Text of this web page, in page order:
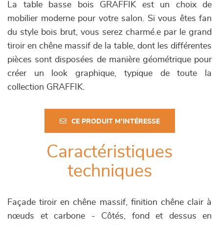
La table basse bois GRAFFIK est un choix de
mobilier moderne pour votre salon. Si vous êtes fan
du style bois brut, vous serez charmé.e par le grand
tiroir en chêne massif de la table, dont les différentes
pièces sont disposées de manière géométrique pour
créer un look graphique, typique de toute la
collection GRAFFIK.
CE PRODUIT M'INTÉRESSE
Caractéristiques
techniques
Façade tiroir en chêne massif, finition chêne clair à
nœuds et carbone - Côtés, fond et dessus en